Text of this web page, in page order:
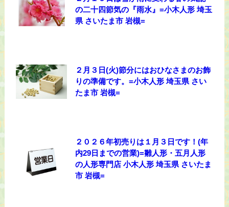
の二十四節気の『雨水』=小木人形 埼玉
県 さいたま市 岩槻=
２月３日(火)節分にはおひなさまのお飾
りの準備です。=小木人形 埼玉県 さい
たま市 岩槻=
２０２６年初売りは１月３日です！(年
内29日までの営業)=雛人形・五月人形
の人形専門店 小木人形 埼玉県 さいたま
市 岩槻=